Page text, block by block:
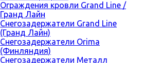
Ограждения кровли Grand Line /
Гранд Лайн
Снегозадержатели Grand Line
(Гранд Лайн)
Снегозадержатели Orima
(Финляндия)
Снегозадержатели Металл